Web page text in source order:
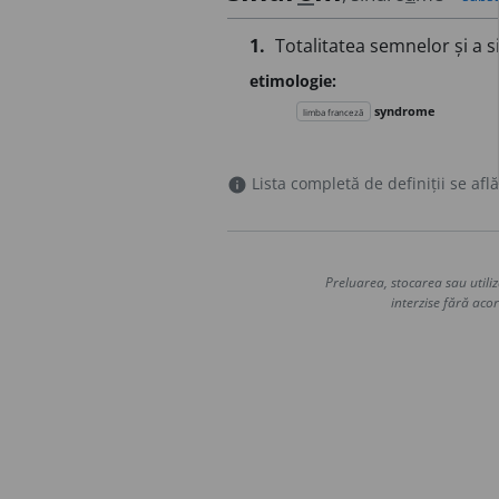
1. Totalitatea semnelor și a
etimologie:
limba franceză syndrome
info Lista completă de definiții se
Preluarea, stocarea sau
interzise fără